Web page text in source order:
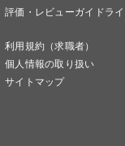
評価・レビューガイドラ
利用規約（求職者）
個人情報の取り扱い
サイトマップ